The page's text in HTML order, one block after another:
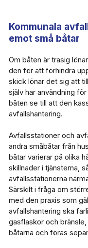
Kommunala
emot små båtar
Om båten är trasig
den för att förhindra
skick lönar det sig att
själv har användning
båten se till att den
avfallshantering.
Avfallsstationer och
andra småbåtar från
båtar varierar på olika
skillnader i tjänsterna,
avfallsstationerna
Särskilt i fråga om
med den praxis som
avfallshantering ska
gasflaskor och
båtarna och föras